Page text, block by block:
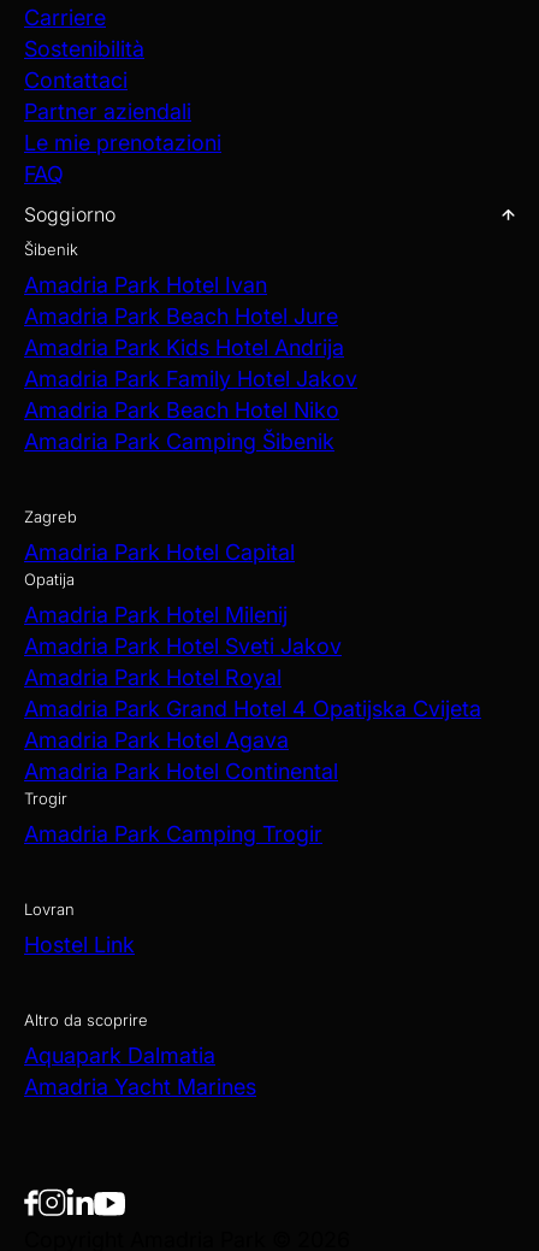
Carriere
Sostenibilità
Contattaci
Partner aziendali
Le mie prenotazioni
FAQ
Soggiorno
Šibenik
Amadria Park Hotel Ivan
Amadria Park Beach Hotel Jure
Amadria Park Kids Hotel Andrija
Amadria Park Family Hotel Jakov
Amadria Park Beach Hotel Niko
Amadria Park Camping Šibenik
Zagreb
Amadria Park Hotel Capital
Opatija
Amadria Park Hotel Milenij
Amadria Park Hotel Sveti Jakov
Amadria Park Hotel Royal
Amadria Park Grand Hotel 4 Opatijska Cvijeta
Amadria Park Hotel Agava
Amadria Park Hotel Continental
Trogir
Amadria Park Camping Trogir
Lovran
Hostel Link
Altro da scoprire
Aquapark Dalmatia
Amadria Yacht Marines